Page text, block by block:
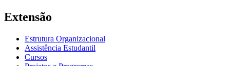
Extensão
Estrutura Organizacional
Assistência Estudantil
Cursos